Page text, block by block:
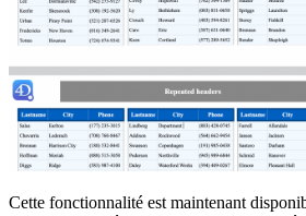
Cette fonctionnalité est maintenant